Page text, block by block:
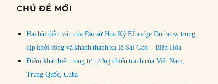
CHỦ ĐỀ MỚI
Hai bài diễn văn của Đại sứ Hoa Kỳ Elbridge Durbrow trong
dịp khởi công và khánh thành xa lộ Sài Gòn – Biên Hòa
Điểm khác biệt trong tư tưởng chiến tranh của Việt Nam,
Trung Quốc, Cuba